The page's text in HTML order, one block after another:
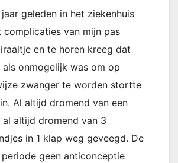
geleden in het ziekenhuis
complicaties van mijn pas
en te horen kreeg dat
onmogelijk was om op
zwanger te worden stortte
Al altijd dromend van een
altijd dromend van 3
in 1 klap weg geveegd. De
geen anticonceptie